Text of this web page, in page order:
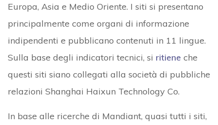
Europa, Asia e Medio Oriente. I siti si presentano
principalmente come organi di informazione
indipendenti e pubblicano contenuti in 11 lingue.
Sulla base degli indicatori tecnici, si ritiene che
questi siti siano collegati alla società di pubbliche
relazioni Shanghai Haixun Technology Co.
In base alle ricerche di Mandiant, quasi tutti i siti,